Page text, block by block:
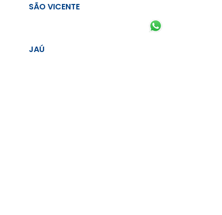
SÃO VICENTE
JAÚ